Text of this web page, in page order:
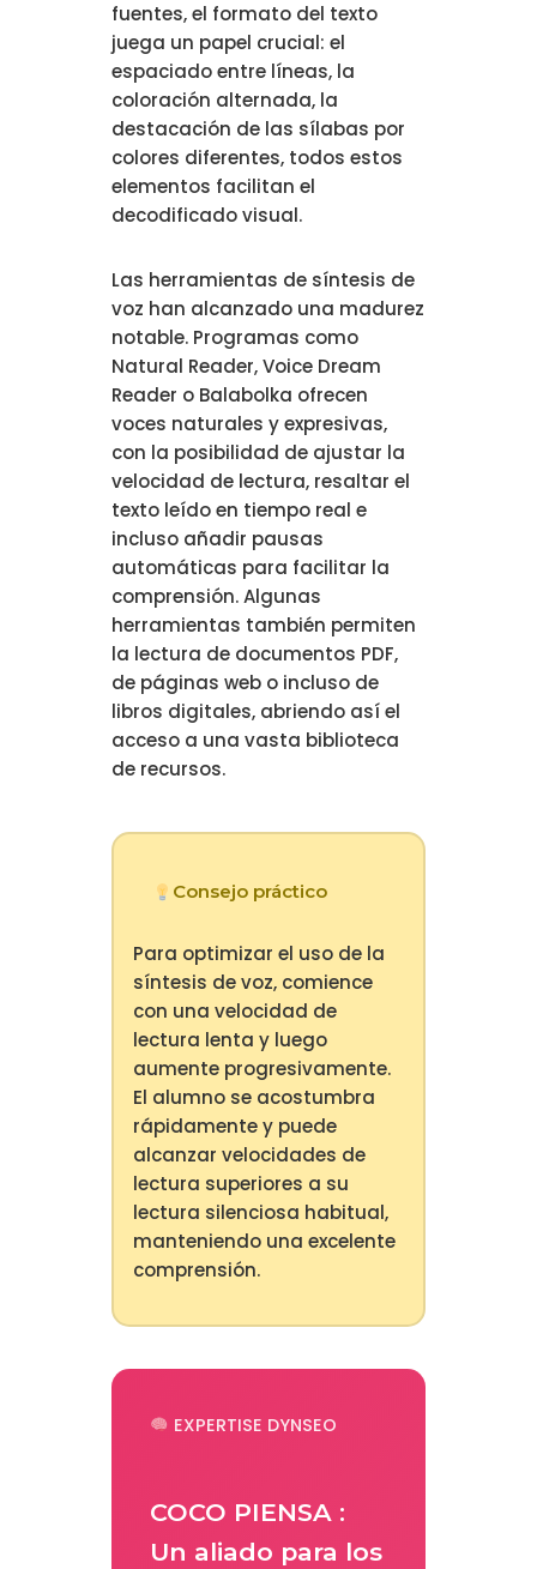
fuentes, el formato del texto
juega un papel crucial: el
espaciado entre líneas, la
coloración alternada, la
destacación de las sílabas por
colores diferentes, todos estos
elementos facilitan el
decodificado visual.
Las herramientas de síntesis de
voz han alcanzado una madurez
notable. Programas como
Natural Reader, Voice Dream
Reader o Balabolka ofrecen
voces naturales y expresivas,
con la posibilidad de ajustar la
velocidad de lectura, resaltar el
texto leído en tiempo real e
incluso añadir pausas
automáticas para facilitar la
comprensión. Algunas
herramientas también permiten
la lectura de documentos PDF,
de páginas web o incluso de
libros digitales, abriendo así el
acceso a una vasta biblioteca
de recursos.
Consejo práctico
Para optimizar el uso de la
síntesis de voz, comience
con una velocidad de
lectura lenta y luego
aumente progresivamente.
El alumno se acostumbra
rápidamente y puede
alcanzar velocidades de
lectura superiores a su
lectura silenciosa habitual,
manteniendo una excelente
comprensión.
EXPERTISE DYNSEO
COCO PIENSA :
Un aliado para los